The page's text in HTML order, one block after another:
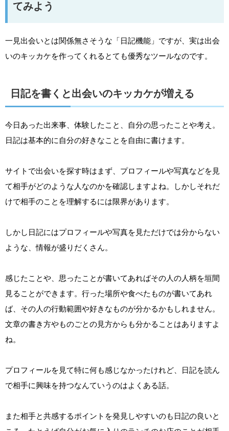
てみよう
一見出会いとは関係無さそうな「日記機能」ですが、実は出会
いのキッカケを作ってくれるとても優秀なツールなのです。
日記を書くと出会いのキッカケが増える
今日あった出来事、体験したこと、自分の思ったことや考え。
日記は基本的に自分の好きなことを自由に書けます。
サイトで出会いを探す時はまず、プロフィールや写真などを見
て相手がどのような人なのかを確認しますよね。しかしそれだ
けで相手のことを理解するには限界があります。
しかし日記にはプロフィールや写真を見ただけでは分からない
ような、情報が盛りだくさん。
感じたことや、思ったことが書いてあればその人の人柄を垣間
見ることができます。行った場所や食べたものが書いてあれ
ば、その人の行動範囲や好きなものが分かるかもしれません。
文章の書き方やものごとの見方からも分かることはありますよ
ね。
プロフィールを見て特に何も感じなかったけれど、日記を読ん
で相手に興味を持つなんていうのはよくある話。
また相手と共感するポイントを発見しやすいのも日記の良いと